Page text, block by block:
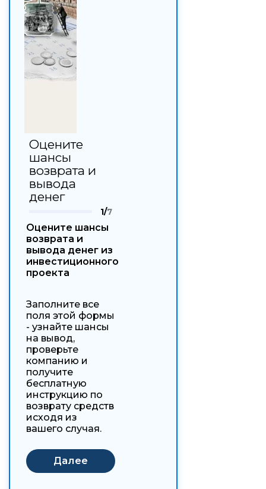
Оцените
шансы
возврата и
вывода
денег
1/7
Оцените шансы
возврата и
вывода денег из
инвестиционного
проекта
Заполните все
поля этой формы
- узнайте шансы
на вывод,
проверьте
компанию и
получите
бесплатную
инструкцию по
возврату средств
исходя из
вашего случая.